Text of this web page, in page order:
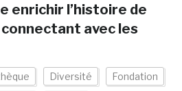
enrichir l’histoire de
connectant avec les
Diversité Fondation